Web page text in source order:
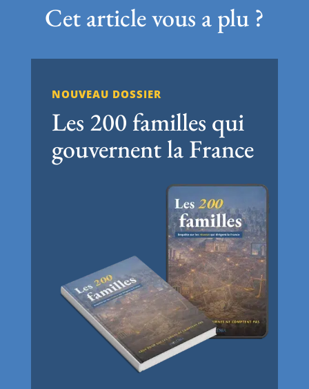
Cet article vous a plu ?
NOUVEAU DOSSIER
Les 200 familles qui
gouvernent la France